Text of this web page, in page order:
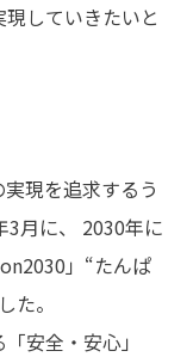
していきたいと
現を追求するう
3月に、 2030年に
」“たんぱ
た。
安全・安心」